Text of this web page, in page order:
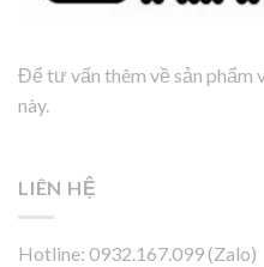
Để tư vấn thêm về sản phẩm
này.
LIÊN HỆ
Hotline: 0932.167.099 (Zalo)